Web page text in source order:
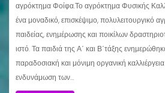
αγρόκτημα Φοίφα.Το αγρόκτημα Φυσικής
ένα μοναδικό, επισκέψιμο, πολυλειτουργικό
παιδείας, ενημέρωσης και ποικίλων
ιστό. Τα παιδιά της Α΄ και Β΄τάξης
παραδοσιακή και μόνιμη οργανική
ενδυνάμωση των…